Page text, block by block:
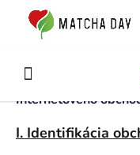
Obchodné
Internetového
I. Identifikácia